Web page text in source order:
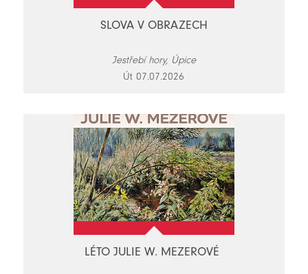
SLOVA V OBRAZECH
Jestřebí hory, Úpice
Út 07.07.2026
LÉTO JULIE W. MEZEROVÉ